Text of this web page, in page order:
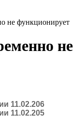
не функционирует
не
11.02.206
11.02.205